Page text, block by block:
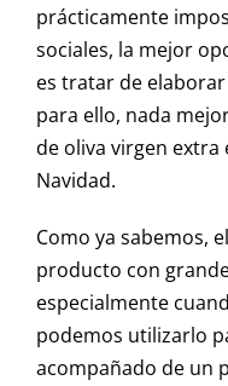
prácticamente
sociales, la mejor
es tratar de
para ello, nada
de oliva virgen extra
Navidad.
Como ya sabemos,
producto con
especialmente
podemos utilizarlo
acompañado de un